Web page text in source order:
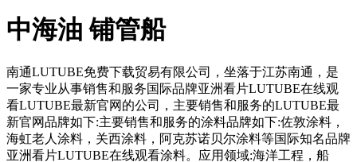
中海油 铺管船
南通LUTUBE免费下载贸易有限公司，坐落于江苏南通，是
一家专业从事销售和服务国际品牌亚洲看片LUTUBE在线观
看LUTUBE最新官网的公司，主要销售和服务的LUTUBE最
新官网品牌如下:主要销售和服务的涂料品牌如下:佐敦涂料，
海虹老人涂料，关西涂料，阿克苏诺贝尔涂料等国际知名品牌
亚洲看片LUTUBE在线观看涂料。应用领域:海洋工程，船